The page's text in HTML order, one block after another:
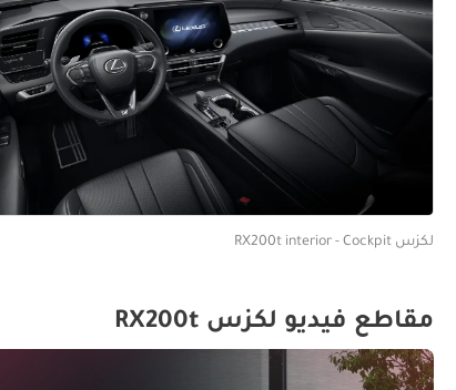
لكزس RX200t interior - Cockpit
مقاطع فيديو لكزس RX200t